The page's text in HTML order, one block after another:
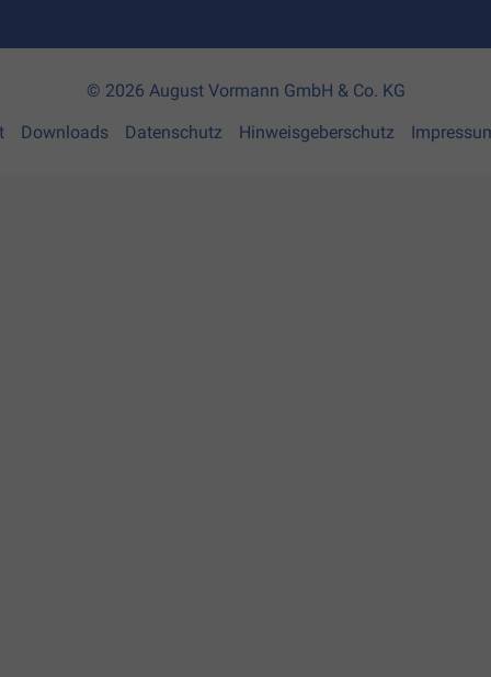
© 2026 August Vormann GmbH & Co. KG
Downloads Datenschutz Hinweisgeberschutz